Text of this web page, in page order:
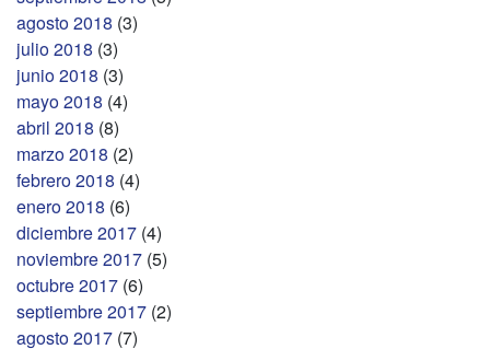
agosto 2018 (3)
julio 2018 (3)
junio 2018 (3)
mayo 2018 (4)
abril 2018 (8)
marzo 2018 (2)
febrero 2018 (4)
enero 2018 (6)
diciembre 2017 (4)
noviembre 2017 (5)
octubre 2017 (6)
septiembre 2017 (2)
agosto 2017 (7)